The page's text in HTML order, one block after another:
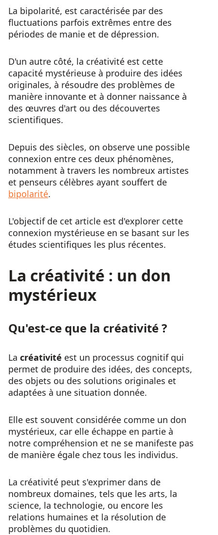
La bipolarité, est caractérisée par des
fluctuations parfois extrêmes entre des
périodes de manie et de dépression.
D'un autre côté, la créativité est cette
capacité mystérieuse à produire des idées
originales, à résoudre des problèmes de
manière innovante et à donner naissance à
des œuvres d'art ou des découvertes
scientifiques.
Depuis des siècles, on observe une possible
connexion entre ces deux phénomènes,
notamment à travers les nombreux artistes
et penseurs célèbres ayant souffert de
bipolarité.
L'objectif de cet article est d'explorer cette
connexion mystérieuse en se basant sur les
études scientifiques les plus récentes.
La créativité : un don
mystérieux
Qu'est-ce que la créativité ?
La créativité est un processus cognitif qui
permet de produire des idées, des concepts,
des objets ou des solutions originales et
adaptées à une situation donnée.
Elle est souvent considérée comme un don
mystérieux, car elle échappe en partie à
notre compréhension et ne se manifeste pas
de manière égale chez tous les individus.
La créativité peut s'exprimer dans de
nombreux domaines, tels que les arts, la
science, la technologie, ou encore les
relations humaines et la résolution de
problèmes du quotidien.